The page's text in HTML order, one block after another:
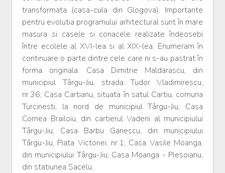
transformata (casa-cula din Glogova). Importante
pentru evolutia programului arhitectural sunt în mare
masura si casele si conacele realizate îndeosebi
între ecolele al XVI-lea si al XIX-lea. Enumeram în
continuare o parte dintre cele care ni s-au pastrat în
forma originala: Casa Dimitrie Maldarascu, din
municipiul Târgu-Jiu, strada Tudor Vladimirescu,
nr.36; Casa Cartianu, situata în satul Cartiu, comuna
Turcinesti, la nord de municipiul Târgu-Jiu; Casa
Cornea Brailoiu, din cartierul Vadeni al municipiului
Târgu-Jiu; Casa Barbu Ganescu, din municipiului
Târgu-Jiu, Piata Victoriei, nr.1; Casa Vasile Moanga,
din municipiului Târgu-Jiu; Casa Moanga - Plesoianu,
din statiunea Sacelu.